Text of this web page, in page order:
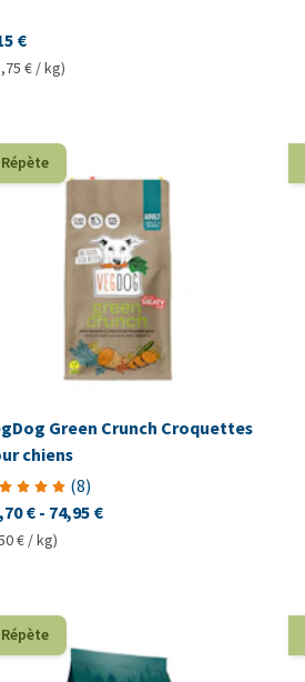
€
€ / kg)
Répète
Green Crunch Croquettes
chiens
(8)
€ - 74,95 €
€ / kg)
Répète